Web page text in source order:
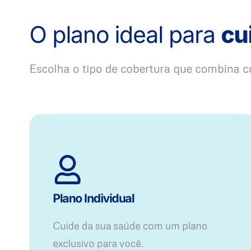
O plano ideal para
Escolha o tipo de cobertura que combina
Plano Individual
Cuide da sua saúde com um plano
exclusivo para você.